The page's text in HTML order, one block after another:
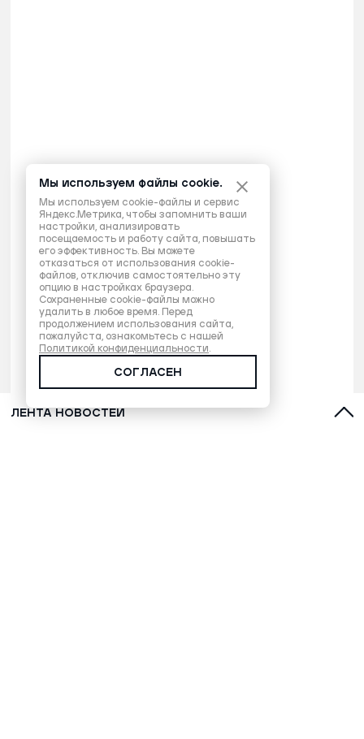
ЛЕНТА НОВОСТЕЙ
Мы используем файлы cookie.
Мы используем cookie-файлы и сервис
Яндекс.Метрика, чтобы запомнить ваши
настройки, анализировать
посещаемость и работу сайта, повышать
его эффективность. Вы можете
отказаться от использования cookie-
файлов, отключив самостоятельно эту
опцию в настройках браузера.
Сохраненные cookie-файлы можно
удалить в любое время. Перед
продолжением использования сайта,
пожалуйста, ознакомьтесь с нашей
Политикой конфиденциальности.
СОГЛАСЕН